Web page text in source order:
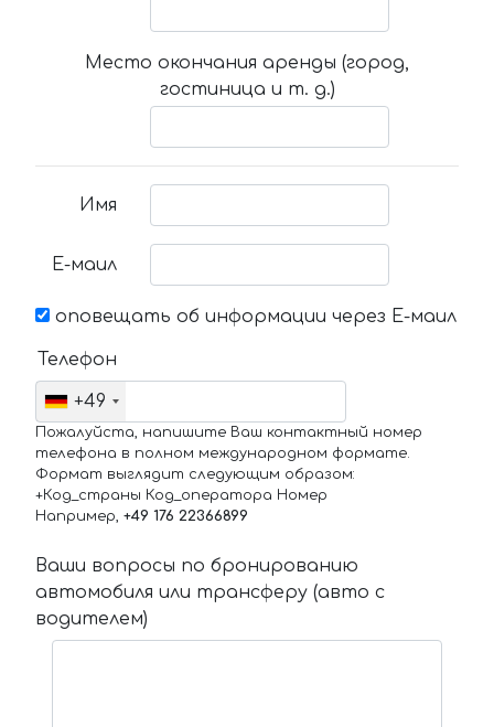
Место окончания аренды (город,
гостиница и т. д.)
Имя
Е-маил
оповещать об информации через Е-маил
Телефон
+49
Пожалуйста, напишите Ваш контактный номер
телефона в полном международном формате.
Формат выглядит следующим образом:
+Код_страны Код_оператора Номер
Например, +49 176 22366899
Ваши вопросы по бронированию
автомобиля или трансферу (авто с
водителем)